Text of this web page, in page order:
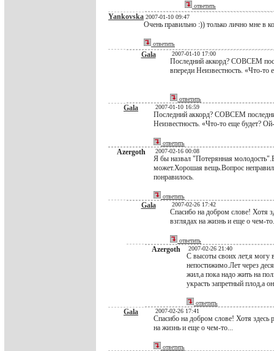
ответить
Yankovska 2007-01-10 09:47
Очень правильно :)) только лично мне в
ответить
Gala 2007-01-10 17:00
Последний аккорд? СОВСЕМ
впереди Неизвестность. «Что-
ответить
Gala 2007-01-10 16:59
Последний аккорд? СОВСЕМ
Неизвестность. «Что-то еще будет?
ответить
Azergoth 2007-02-16 00:08
Я бы назвал "Потерянная
может.Хорошая вещь.Вопрос
понравилось.
ответить
Gala 2007-02-26 17:42
Спасибо на добром слове! Хотя
взглядах на жизнь и еще о чем-
ответить
Azergoth 2007-02-26 21:40
С высоты своих лет,я могу
непостижимо.Лет через
жил,а пока надо жить на
украсть запретный плод,а
ответить
Gala 2007-02-26 17:41
Спасибо на добром слове! Хотя здесь
на жизнь и еще о чем-то...
ответить